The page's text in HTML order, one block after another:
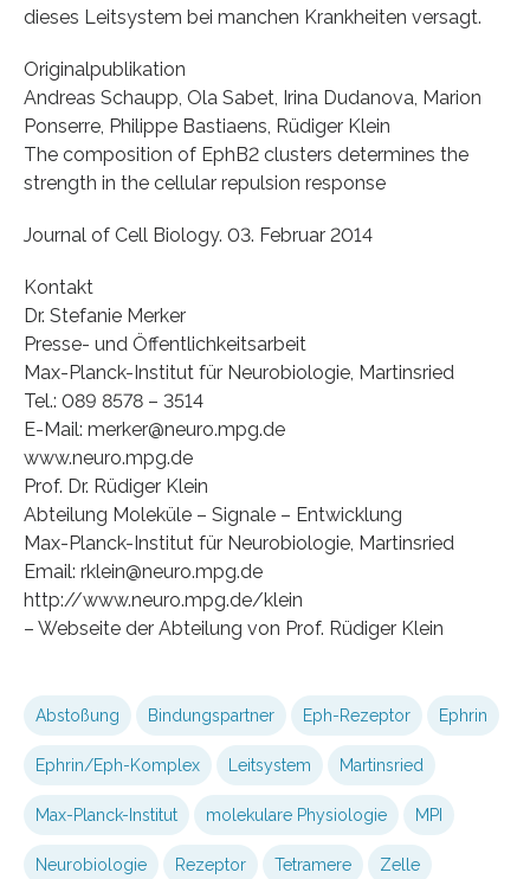
dieses Leitsystem bei manchen Krankheiten versagt.
Originalpublikation
Andreas Schaupp, Ola Sabet, Irina Dudanova, Marion
Ponserre, Philippe Bastiaens, Rüdiger Klein
The composition of EphB2 clusters determines the
strength in the cellular repulsion response
Journal of Cell Biology. 03. Februar 2014
Kontakt
Dr. Stefanie Merker
Presse- und Öffentlichkeitsarbeit
Max-Planck-Institut für Neurobiologie, Martinsried
Tel.: 089 8578 – 3514
E-Mail: merker@neuro.mpg.de
www.neuro.mpg.de
Prof. Dr. Rüdiger Klein
Abteilung Moleküle – Signale – Entwicklung
Max-Planck-Institut für Neurobiologie, Martinsried
Email: rklein@neuro.mpg.de
http://www.neuro.mpg.de/klein
– Webseite der Abteilung von Prof. Rüdiger Klein
Abstoßung Bindungspartner Eph-Rezeptor Ephrin
Ephrin/Eph-Komplex Leitsystem Martinsried
Max-Planck-Institut molekulare Physiologie MPI
Neurobiologie Rezeptor Tetramere Zelle